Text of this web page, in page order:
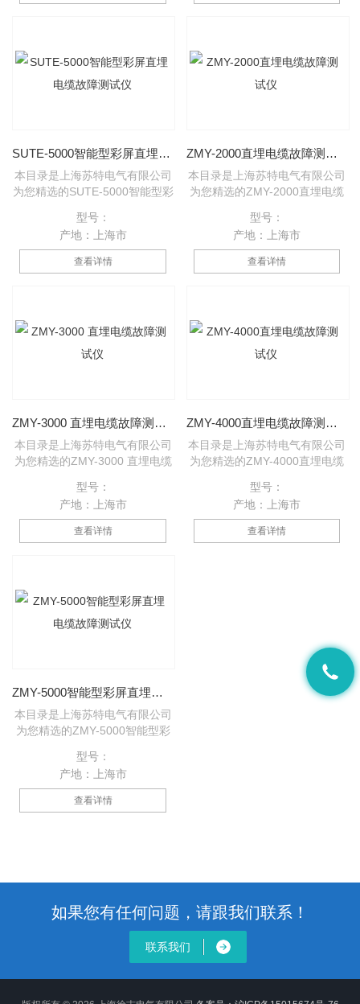
SUTE-5000智能型彩屏直埋电缆故障测试仪
本目录是上海苏特电气有限公司
为您精选的SUTE-5000智能型彩
迎您该产品的详细信息！的种类
有很多，不同的应用也会有细微
的差别，本公司为您提供*的解
决方案。
型号：
产地：上海市
查看详情
ZMY-2000直埋电缆故障测试仪
本目录是上海苏特电气有限公司
为您精选的ZMY-2000直埋电缆
的详细信息！的种类有很多，不
同的应用也会有细微的差别，本
公司为您提供*的解决方案。
型号：
产地：上海市
查看详情
ZMY-3000 直埋电缆故障测试仪
本目录是上海苏特电气有限公司
为您精选的ZMY-3000 直埋电缆
的详细信息！的种类有很多，不
同的应用也会有细微的差别，本
公司为您提供*的解决方案。
型号：
产地：上海市
查看详情
ZMY-4000直埋电缆故障测试仪
本目录是上海苏特电气有限公司
为您精选的ZMY-4000直埋电缆
的详细信息！的种类有很多，不
同的应用也会有细微的差别，本
公司为您提供*的解决方案。
型号：
产地：上海市
查看详情
ZMY-5000智能型彩屏直埋电缆故障测试仪
本目录是上海苏特电气有限公司
为您精选的ZMY-5000智能型彩
迎您该产品的详细信息！的种类
有很多，不同的应用也会有细微
的差别，本公司为您提供*的解
决方案。
型号：
产地：上海市
查看详情
如果您有任何问题，请跟我们联系！
联系我们